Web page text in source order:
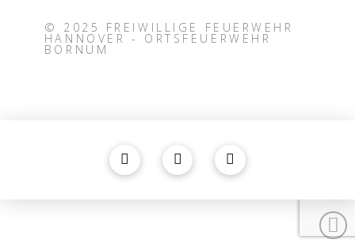
© 2025 FREIWILLIGE FEUERWEHR
HANNOVER - ORTSFEUERWEHR
BORNUM